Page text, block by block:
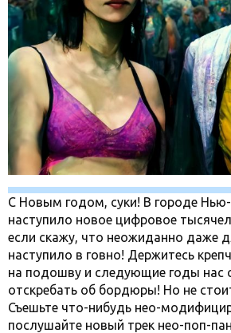
С Новым годом, суки! В городе
наступило новое цифровое
если скажу, что неожиданно даже
наступило в говно! Держитесь
на подошву и следующие годы нас
отскребать об бордюры! Но не
Съешьте что-нибудь нео-
послушайте новый трек нео-поп-